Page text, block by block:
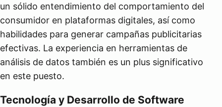
un sólido entendimiento del comportamiento del
consumidor en plataformas digitales, así como
habilidades para generar campañas publicitarias
efectivas. La experiencia en herramientas de
análisis de datos también es un plus significativo
en este puesto.
Tecnología y Desarrollo de Software